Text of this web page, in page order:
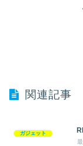
関連記事
ガジェット